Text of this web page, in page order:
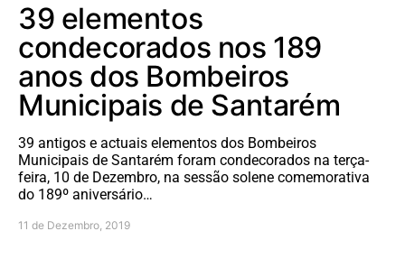
39 elementos
condecorados nos 189
anos dos Bombeiros
Municipais de Santarém
39 antigos e actuais elementos dos Bombeiros
Municipais de Santarém foram condecorados na terça-
feira, 10 de Dezembro, na sessão solene comemorativa
do 189º aniversário…
11 de Dezembro, 2019